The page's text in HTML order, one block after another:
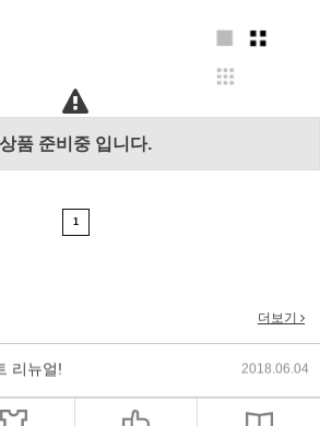
상품 준비중 입니다.
1
더보기
안내 2019.01.23
리뉴얼! 2018.06.04
/배송조.. 2018.04.10